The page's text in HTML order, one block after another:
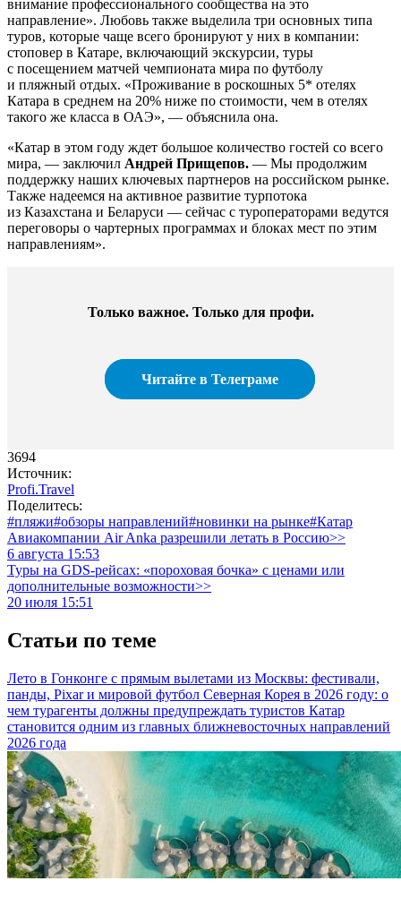
внимание профессионального сообщества на это
направление». Любовь также выделила три основных типа
туров, которые чаще всего бронируют у них в компании:
стоповер в Катаре, включающий экскурсии, туры
с посещением матчей чемпионата мира по футболу
и пляжный отдых. «Проживание в роскошных 5* отелях
Катара в среднем на 20% ниже по стоимости, чем в отелях
такого же класса в ОАЭ», — объяснила она.
«Катар в этом году ждет большое количество гостей со всего
мира, — заключил Андрей Прищепов. — Мы продолжим
поддержку наших ключевых партнеров на российском рынке.
Также надеемся на активное развитие турпотока
из Казахстана и Беларуси — сейчас с туроператорами ведутся
переговоры о чартерных программах и блоках мест по этим
направлениям».
Только важное. Только для профи.​
Читайте в Телеграме
3694
Источник:
Profi.Travel
Поделитесь:
#пляжи#обзоры направлений#новинки на рынке#Катар
Авиакомпании Air Anka разрешили летать в Россию>>
6 августа 15:53
Туры на GDS-рейсах: «пороховая бочка» с ценами или
дополнительные возможности>>
20 июля 15:51
Статьи по теме
Лето в Гонконге с прямым вылетами из Москвы: фестивали,
панды, Pixar и мировой футбол Северная Корея в 2026 году: о
чем турагенты должны предупреждать туристов Катар
становится одним из главных ближневосточных направлений
2026 года